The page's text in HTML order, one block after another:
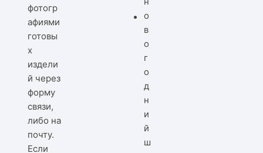
фотогр
афиями
готовы
х
издели
й через
форму
связи,
либо на
почту.
Если